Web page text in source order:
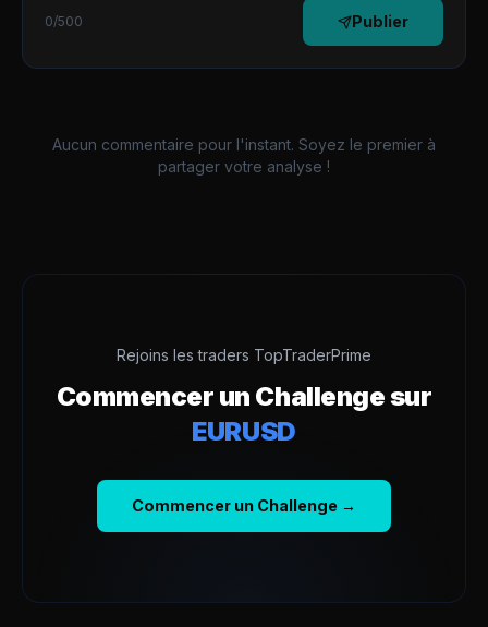
0/500 Publier
Aucun commentaire pour l'instant. Soyez le premier à
partager votre analyse !
Rejoins les traders TopTraderPrime
Commencer un Challenge sur
EURUSD
Commencer un Challenge →